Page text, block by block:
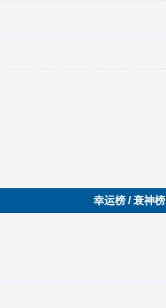
幸运榜 / 衰神榜